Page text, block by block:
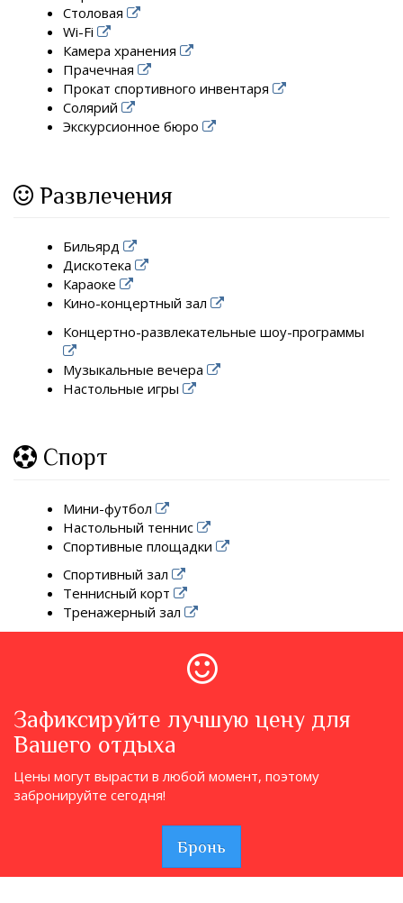
Столовая
Wi-Fi
Камера хранения
Прачечная
Прокат спортивного инвентаря
Солярий
Экскурсионное бюро
Развлечения
Бильярд
Дискотека
Караоке
Кино-концертный зал
Концертно-развлекательные шоу-программы
Музыкальные вечера
Настольные игры
Спорт
Мини-футбол
Настольный теннис
Спортивные площадки
Спортивный зал
Теннисный корт
Тренажерный зал
Зафиксируйте лучшую цену для
Вашего отдыха
Цены могут вырасти в любой момент, поэтому
забронируйте сегодня!
Бронь